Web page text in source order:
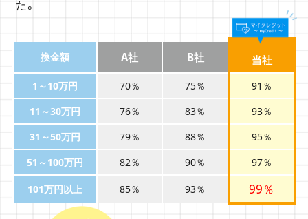
た。
換金額 A社 B社 当社
1～10万円 70％ 75％
91％
11～30万円
76％ 83％
93％
31～50万円
79％ 88％
95％
51～100万円
82％ 90％
97％
101万円以上
85％ 93％ 99％